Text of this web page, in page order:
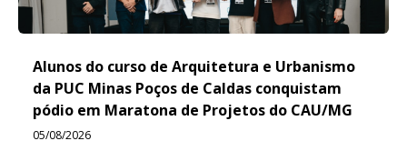
Alunos do curso de Arquitetura e Urbanismo
da PUC Minas Poços de Caldas conquistam
pódio em Maratona de Projetos do CAU/MG
05/08/2026